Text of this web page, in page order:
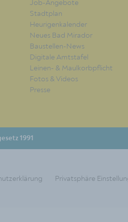
Job-Angebote
Stadtplan
Heurigenkalender
Neues Bad Mirador
Baustellen-News
Digitale Amtstafel
Leinen- & Maulkorbpflicht
Fotos & Videos
Presse
1991
Privatsphäre